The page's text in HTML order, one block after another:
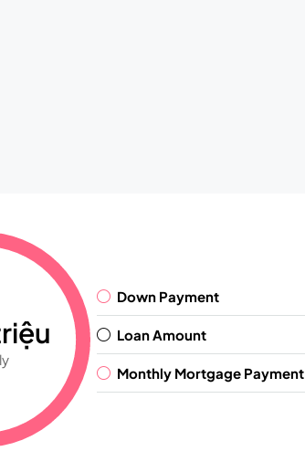
Down Payment
Loan Amount
Monthly Mortgage Payment